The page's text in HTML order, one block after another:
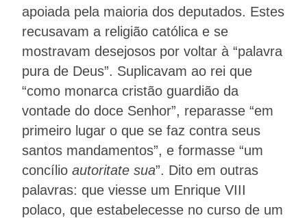
apoiada pela maioria dos deputados. Estes
recusavam a religião católica e se
mostravam desejosos por voltar à “palavra
pura de Deus”. Suplicavam ao rei que
“como monarca cristão guardião da
vontade do doce Senhor”, reparasse “em
primeiro lugar o que se faz contra seus
santos mandamentos”, e formasse “um
concílio autoritate sua”. Dito em outras
palavras: que viesse um Enrique VIII
polaco, que estabelecesse no curso de um